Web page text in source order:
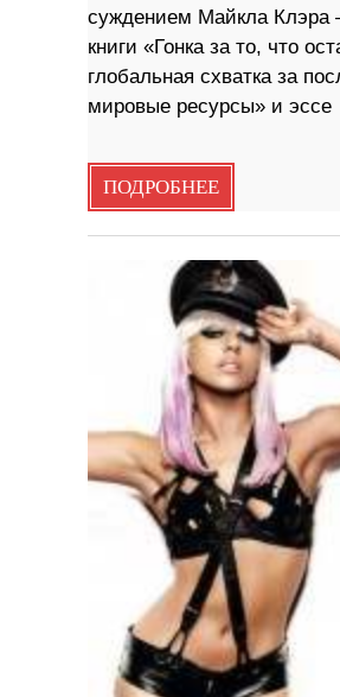
суждением Майкла Клэра
книги «Гонка за то, что
глобальная схватка за
мировые ресурсы» и эссе
ПОДРОБНЕЕ